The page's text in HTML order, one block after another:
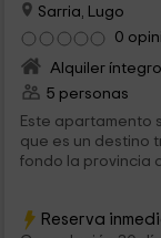
Sarria, Lugo
0
Alquiler íntegro
5 personas
Este apartamento
que es un destino
fondo la provincia de Lugo. Tenemos
además de otras
máximo.
Reserva